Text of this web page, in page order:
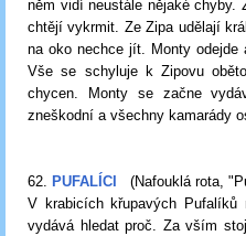
něm vidí neustále nějaké chyby.
chtějí vykrmit. Ze Zipa udělají
na oko nechce jít. Monty
Vše se schyluje k Zipovu
chycen. Monty se začne
zneškodní a všechny kamarády
62. PUFALÍCI (Nafouklá rota,
V krabicích křupavých
vydává hledat proč. Za vším